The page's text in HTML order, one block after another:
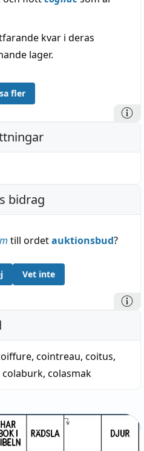
kvar i deras
lager.
fler
bidrag
till ordetauktionsbud?
Vet inte
, cointreau, coitus,
colaburk, colasmak